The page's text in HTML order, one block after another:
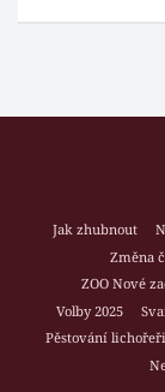
Jak zhubnout
Změna
ZOO Nové
Volby 2025
Pěstování